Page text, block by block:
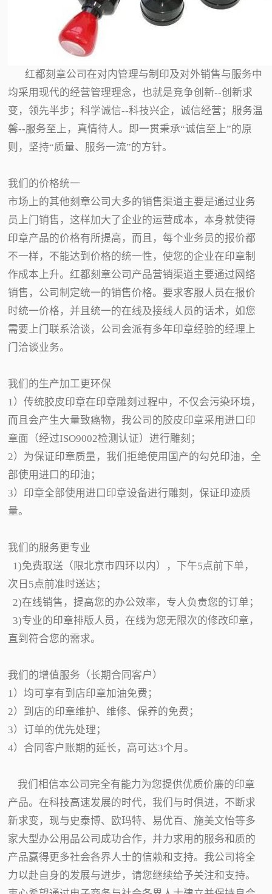
红都刻章公司在对内管理与制印及对外销售与服务中
均采用现代的经营管理理念，也就是竞争创新--创新求
变，领先半步；科学诚信--科技兴企，诚信经营；服务温
馨--服务至上，真情待人。即一贯秉承“诚信至上”的原
则，坚持“质量、服务一流”的方针。
我们的价格统一
市场上的其他刻章公司大多的销售渠道主要是通过业务
员上门销售，这样加大了企业的运营成本，本身就使得
印章产品的价格有所提高，而且，每个业务员的报价都
不一样，不能达到价格的统一性，使您的企业在印章制
作成本上升。红都刻章公司产品营销渠道主要通过网络
销售，公司制定统一的销售价格。要求客服人员在报价
时统一价格，并且统一的在线及接线人员的话术，如您
需要上门联系洽谈，公司会派有多年印章经验的经理上
门洽谈业务。
我们的生产加工更环保
1）传统胶皮印章在印章雕刻过程中，不仅会污染环境，
而且会产生大量致癌物，我公司的胶皮印章采用进口印
章面（经过ISO9002检测认证）进行雕刻；
2）为保证印章质量，我们拒绝使用国产的勾兑印油，全
部使用进口的印油；
3）印章全部使用进口印章设备进行雕刻，保证印迹质
量。
我们的服务更专业
1)免费取送（限北京市四环以内），下午5点前下单，
次日5点前准时送达；
2)在线销售，提高您的办公效率，专人负责您的订单；
3)专业的印章排版人员，在线为您无限次的修改印章，
直到符合您的需求。
我们的增值服务（长期合同客户）
1）均可享有到店印章加油免费；
2）到店的印章维护、维修、保养的免费；
3）订单的优先处理；
4）合同客户账期的延长，高可达3个月。
我们相信本公司完全有能力为您提供优质价廉的印章
产品。在科技高速发展的时代，我们与时俱进，不断求
新求变，现与史泰博、欧玛特、易优百、施美文怡等多
家大型办公用品公司成功合作，并力求用的服务和质的
产品赢得更多社会各界人士的信赖和支持。我公司将全
力以赴自身的发展与进步，请您继续给予关注和支持。